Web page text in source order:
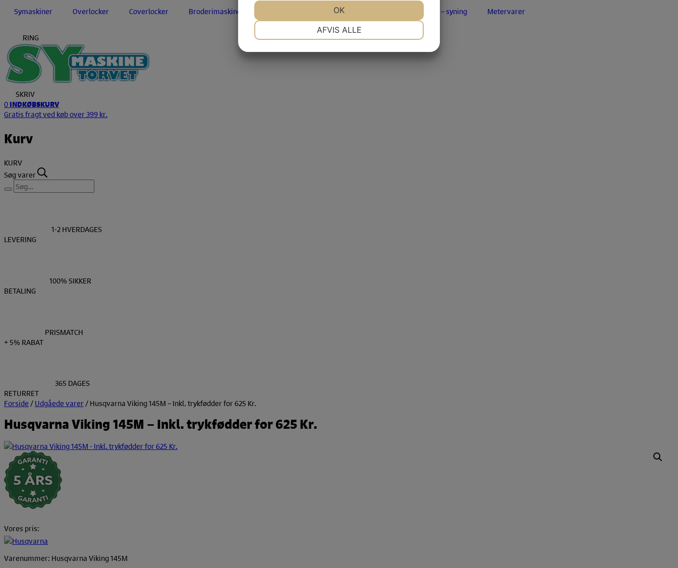
Symaskiner
Overlocker Coverlocker Broderimaskiner Tilbehør – Maskiner Tilbehør – syning Metervarer
RING
SKRIV
0 INDKØBSKURV
Gratis fragt ved køb over 399 kr.
Kurv
KURV
Søg varer
1-2 HVERDAGES
LEVERING
100% SIKKER
BETALING
PRISMATCH
+ 5% RABAT
365 DAGES
RETURRET
Forside / Udgåede varer / Husqvarna Viking 145M – Inkl. trykfødder for 625 Kr.
Husqvarna Viking 145M – Inkl. trykfødder for 625 Kr.
Vores pris:
Varenummer: Husqvarna Viking 145M
AFVIS ALLE
OK